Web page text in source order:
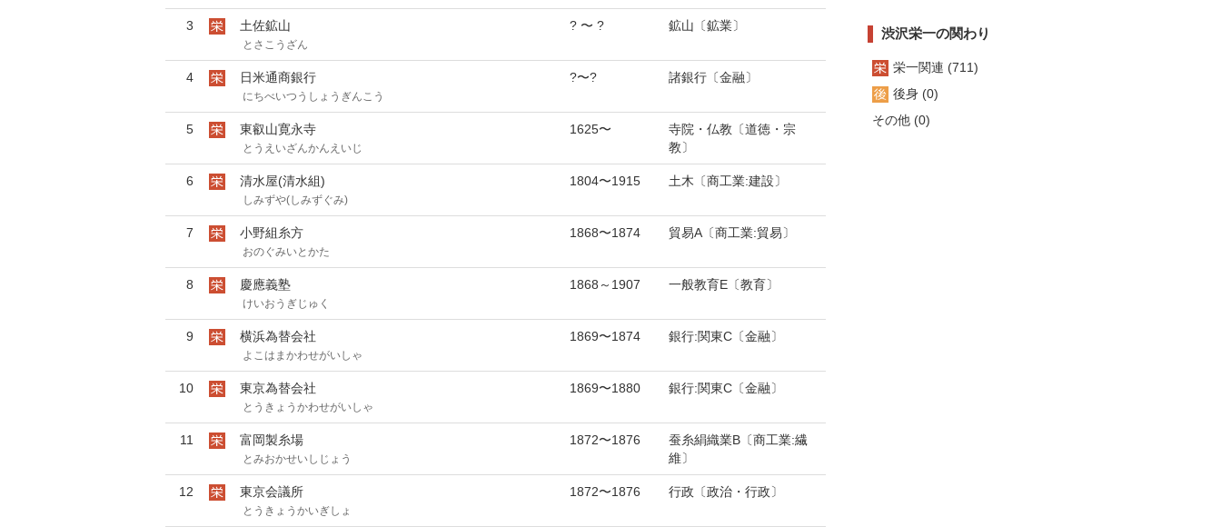
3 土佐鉱山
とさこうざん
? 〜 ? 鉱山〔鉱業〕
4 日米通商銀行
にちべいつうしょうぎんこう
?〜? 諸銀行〔金融〕
5 東叡山寛永寺
とうえいざんかんえいじ
1625〜
寺院・仏教〔道徳・宗
教〕
6 清水屋(清水組)
しみずや(しみずぐみ)
1804〜1915 土木〔商工業:建設〕
7 小野組糸方
おのぐみいとかた
1868〜1874 貿易A〔商工業:貿易〕
8 慶應義塾
けいおうぎじゅく
1868～1907 一般教育E〔教育〕
9 横浜為替会社
よこはまかわせがいしゃ
1869〜1874 銀行:関東C〔金融〕
10 東京為替会社
とうきょうかわせがいしゃ
1869〜1880 銀行:関東C〔金融〕
11 富岡製糸場
とみおかせいしじょう
1872〜1876
蚕糸絹織業B〔商工業:繊
維〕
12 東京会議所
とうきょうかいぎしょ
1872〜1876 行政〔政治・行政〕
渋沢栄一の関わり
栄一関連 (711)
後身 (0)
その他 (0)